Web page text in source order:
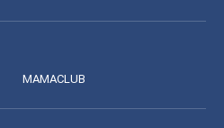
MAMACLUB